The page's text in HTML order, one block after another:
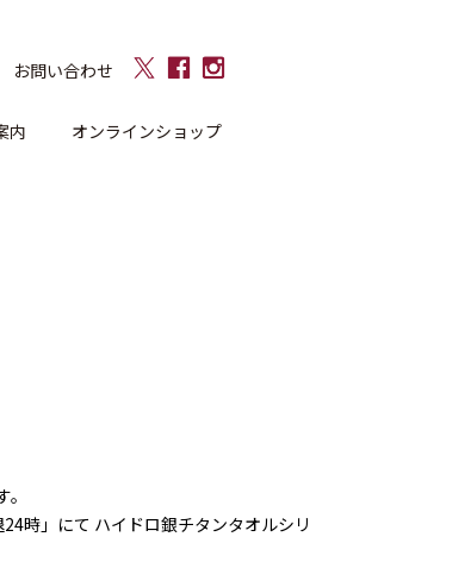
お問い合わせ
内 オンラインショップ
時」にて ハイドロ銀チタンタオルシリ